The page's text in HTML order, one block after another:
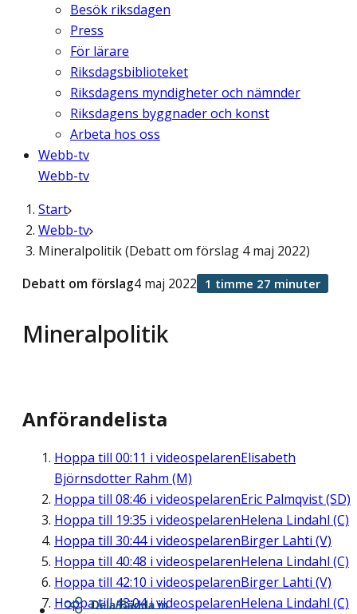
Besök riksdagen
Press
För lärare
Riksdagsbiblioteket
Riksdagens myndigheter och nämnder
Riksdagens byggnader och konst
Arbeta hos oss
Webb-tv
Webb-tv
Start
Webb-tv
Mineralpolitik (Debatt om förslag 4 maj 2022)
Mineralpolitik
Debatt om förslag4 maj 2022 1 timme 27 minuter
Anförandelista
Hoppa till 00:11 i videospelarenElisabeth
Björnsdotter Rahm (M)
Hoppa till 08:46 i videospelarenEric Palmqvist (SD)
Hoppa till 19:35 i videospelarenHelena Lindahl (C)
Hoppa till 30:44i videospelarenBirger Lahti (V)
Hoppa till 40:48 i videospelarenHelena Lindahl (C)
Hoppa till 42:10 i videospelarenBirger Lahti (V)
Hoppa till43:04i videospelarenHelena Lindahl (C)
Dela/Bädda in